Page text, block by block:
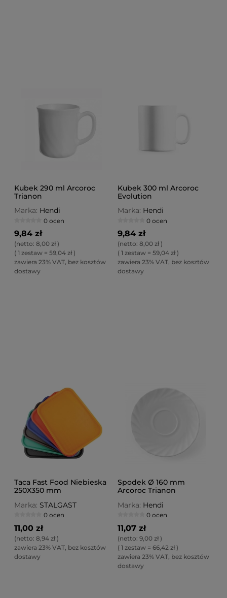
Kubek 290 ml Arcoroc
Trianon
Marka: Hendi
0 ocen
9,84 zł
(netto: 8,00 zł)
( 1 zestaw = 59,04 zł )
zawiera 23% VAT, bez kosztów
dostawy
Kubek 300 ml Arcoroc
Evolution
Marka: Hendi
0 ocen
9,84 zł
(netto: 8,00 zł)
( 1 zestaw = 59,04 zł )
zawiera 23% VAT, bez kosztów
dostawy
Taca Fast Food Niebieska
250X350 mm
Marka: STALGAST
0 ocen
11,00 zł
(netto: 8,94 zł)
zawiera 23% VAT, bez kosztów
dostawy
Spodek Ø 160 mm
Arcoroc Trianon
Marka: Hendi
0 ocen
11,07 zł
(netto: 9,00 zł)
( 1 zestaw = 66,42 zł )
zawiera 23% VAT, bez kosztów
dostawy